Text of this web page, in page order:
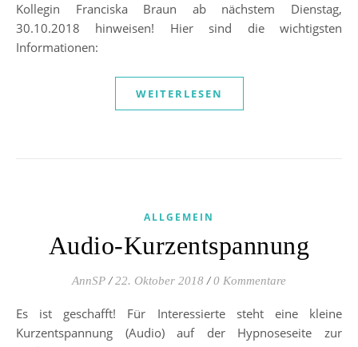
Kollegin Franciska Braun ab nächstem Dienstag,
30.10.2018 hinweisen! Hier sind die wichtigsten
Informationen:
WEITERLESEN
ALLGEMEIN
Audio-Kurzentspannung
AnnSP / 22. Oktober 2018 / 0 Kommentare
Es ist geschafft! Für Interessierte steht eine kleine
Kurzentspannung (Audio) auf der Hypnoseseite zur